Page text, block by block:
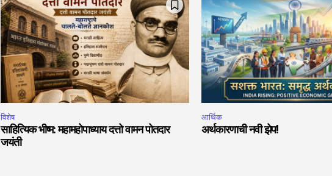
विशेष
साहित्यिक भीष्म: महामहोपाध्याय दत्तो वामन पोतदार
जयंती
आर्थिक
अर्थकारणाची नवी झेप!